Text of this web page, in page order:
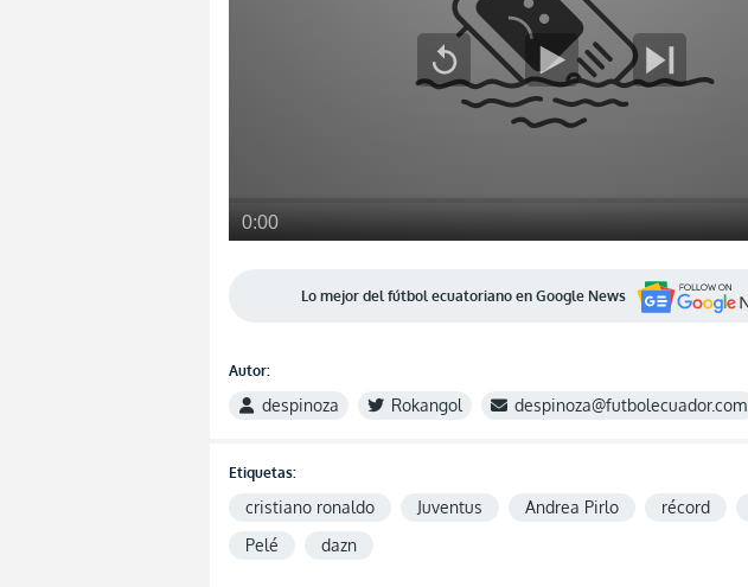
Lo mejor del fútbol ecuatoriano en Google News
Autor:
despinoza Rokangol despinoza@futbolecuador.com
Etiquetas:
cristiano ronaldo Juventus Andrea Pirlo récord
Pelé
dazn